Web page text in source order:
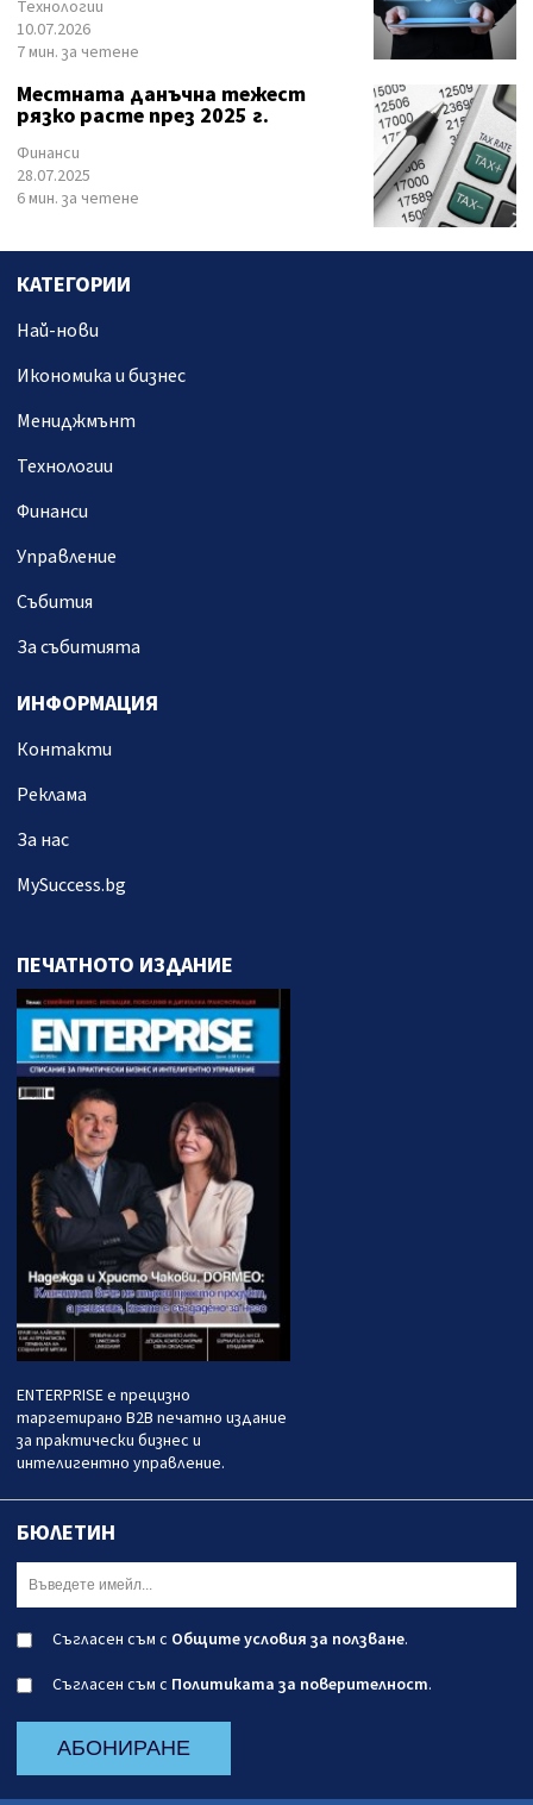
Технологии
10.07.2026
7 мин. за четене
Местната данъчна тежест
рязко расте през 2025 г.
Финанси
28.07.2025
6 мин. за четене
КАТЕГОРИИ
Най-нови
Икономика и бизнес
Мениджмънт
Технологии
Финанси
Управление
Събития
За събитията
ИНФОРМАЦИЯ
Контакти
Реклама
За нас
MySuccess.bg
ПЕЧАТНОТО ИЗДАНИЕ
ENTERPRISE е прецизно
таргетирано B2B печатно издание
за практически бизнес и
интелигентно управление.
БЮЛЕТИН
Съгласен съм с Общите условия за ползване.
Съгласен съм с Политиката за поверителност.
АБОНИРАНЕ